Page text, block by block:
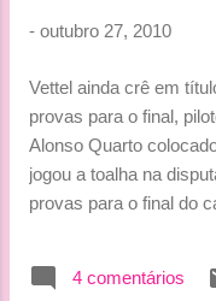
o de 2010, para os
Ramón Carabante
câmbio da Williams. O
und Sport...
- outubro 27, 2010
Vettel ainda crê em
provas para o final,
Alonso Quarto
jogou a toalha na
provas para o final do
Webber. Mesmo em
4 comentários